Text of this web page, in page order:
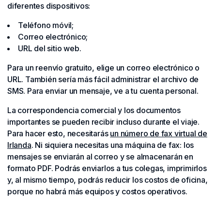
diferentes dispositivos:
Teléfono móvil;
Correo electrónico;
URL del sitio web.
Para un reenvío gratuito, elige un correo electrónico o
URL. También sería más fácil administrar el archivo de
SMS. Para enviar un mensaje, ve a tu cuenta personal.
La correspondencia comercial y los documentos
importantes se pueden recibir incluso durante el viaje.
Para hacer esto, necesitarás un número de fax virtual de
Irlanda. Ni siquiera necesitas una máquina de fax: los
mensajes se enviarán al correo y se almacenarán en
formato PDF. Podrás enviarlos a tus colegas, imprimirlos
y, al mismo tiempo, podrás reducir los costos de oficina,
porque no habrá más equipos y costos operativos.